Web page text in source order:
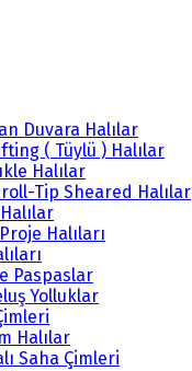
Duvara Halılar
( Tüylü ) Halılar
Halılar
Tip Sheared Halılar
Halıları
Paspaslar
Yolluklar
Halılar
Saha Çimleri